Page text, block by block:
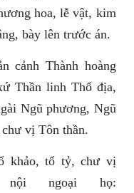
hoa, lễ vật, kim
bày lên trước án.
cảnh Thành hoàng
Thần linh Thổ địa,
Ngũ phương, Ngũ
vị Tôn thần.
khảo, tổ tỷ, chư vị
ngoại họ: